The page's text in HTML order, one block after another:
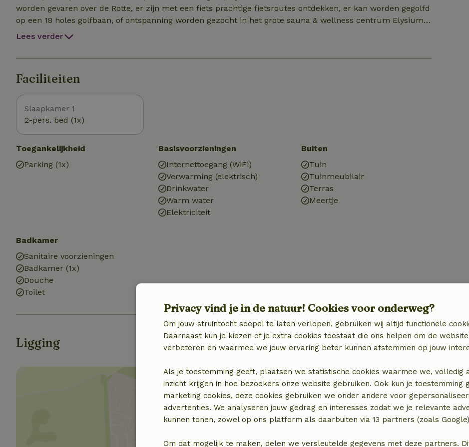
worden gevaren over de Rotte, er zijn met een fiets prachtige fietsroutes ontdekken, er kan worden gegolfd
op een 18 holes golfbaan, of ontspanning worden gezocht in het grote sauna & wellness centrum Elysium.
De accommodatie ligt op een evenementenlocatie. Feesten en evenementen kunnen doorgaan tot 00.30
Lees verder
Faciliteiten
Slaapkamer 1
2-pers. bed (1x)
Toegankelijkheid
Parking (1x)
Basisvoorzieningen
Internettoegang (WiFi)
Verwarming (elektrisch)
Drinkwater
Warm water
Elektriciteit
Buiten
Tuin
Tuinmeubilair
Terras
Meertje
Badkamer
Sanitaire voorzieningen
Badkamer (1x)
Douche
Toilet
Ligging
Toon locatie
Privacy vind je in de natuur! Cookies voor onderweg?
Om jouw struintocht soepel te laten verlopen, gebruiken wij altijd functionele
Daarnaast kun je kiezen of je extra cookies toestaat die ons helpen om de
verbeteren en waarmee we jouw ervaring beter kunnen afstemmen op jouw
Als je toestemming geeft, plaatsen we statistische cookies waarmee we, volledig
inzicht krijgen in hoe bezoekers onze website gebruiken. Ook kun je toestemming
marketing cookies, deze cookies gebruiken we onder andere voor
advertenties. We analyseren jouw gedrag en interesses zodat we je relevante
kunnen tonen, zowel op ons platform als daarbuiten via 13 partners (zoals
Om dat mogelijk te maken, delen we versleutelde gegevens met deze partners.